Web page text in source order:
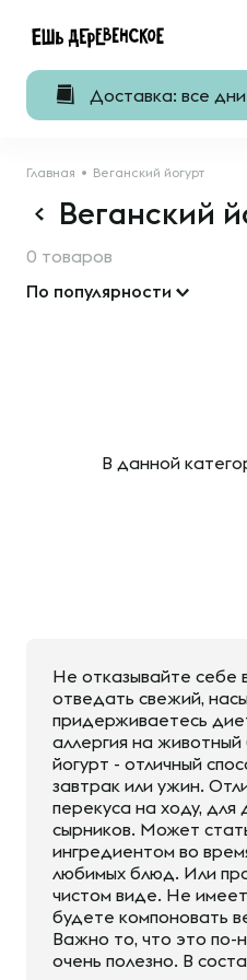
Доставка: все дни
Главная Веганский йогурт
Веганский
0 товаров
По популярности
В данной
Не отказывайте себе
отведать свежий,
придерживаетесь
аллергия на животный
йогурт - отличный
завтрак или ужин.
перекуса на ходу, для
сырников. Может
ингредиентом во
любимых блюд. Или
чистом виде. Не
будете компоновать
Важно то, что это по-
очень полезно. В